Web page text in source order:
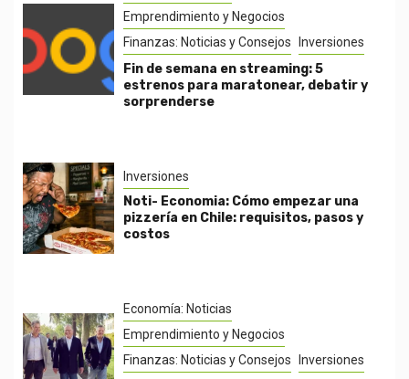
Emprendimiento y Negocios
Finanzas: Noticias y Consejos
Inversiones
Fin de semana en streaming: 5
estrenos para maratonear, debatir y
sorprenderse
Inversiones
Noti- Economia: Cómo empezar una
pizzería en Chile: requisitos, pasos y
costos
Economía: Noticias
Emprendimiento y Negocios
Finanzas: Noticias y Consejos
Inversiones